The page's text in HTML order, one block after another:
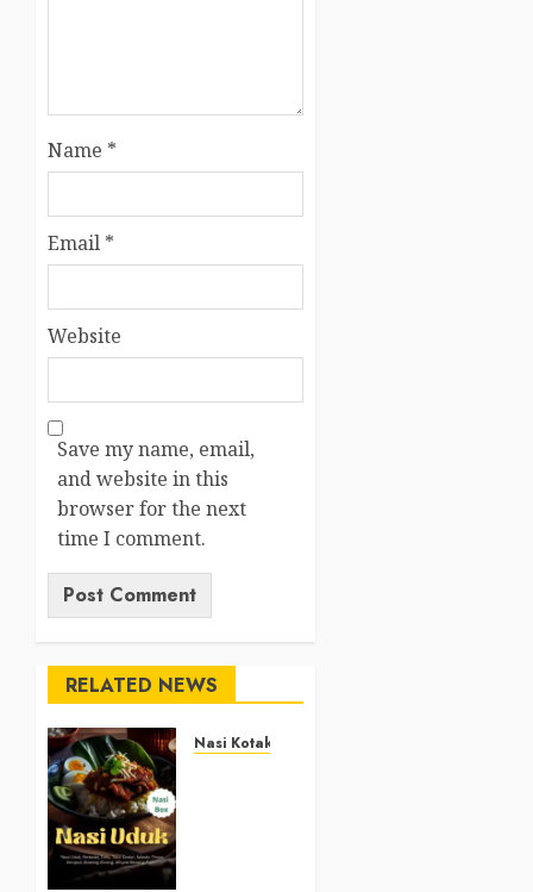
Name *
Email *
Website
Save my name, email,
and website in this
browser for the next
time I comment.
RELATED NEWS
Nasi Kotak